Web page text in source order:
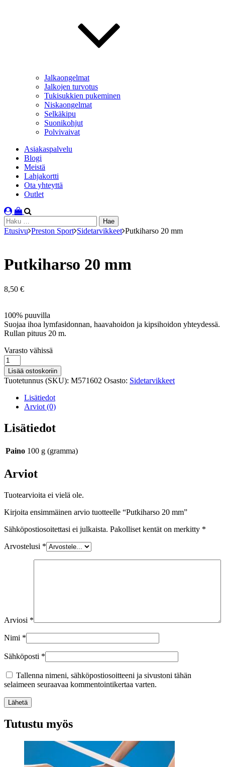
Jalkaongelmat
Jalkojen turvotus
Tukisukkien pukeminen
Niskaongelmat
Selkäkipu
Suonikohjut
Polvivaivat
Asiakaspalvelu
Blogi
Meistä
Lahjakortti
Ota yhteyttä
Outlet
Haku:
Etusivu Preston Sport Sidetarvikkeet Putkiharso 20 mm
Putkiharso 20 mm
8,50 €
100% puuvilla
Suojaa ihoa lymfasidonnan, haavahoidon ja kipsihoidon yhteydessä.
Rullan pituus 20 m.
Varastosaldo
Varasto vähissä
Putkiharso
20
mm
määrä
Lisää ostoskoriin
Tuotetunnus (SKU): M571602 Osasto: Sidetarvikkeet
Lisätiedot
Arviot (0)
Lisätiedot
Paino 100 g (gramma)
Arviot
Tuotearvioita ei vielä ole.
Kirjoita ensimmäinen arvio tuotteelle “Putkiharso 20 mm”
Sähköpostiosoitettasi ei julkaista. Pakolliset kentät on merkitty *
Arvostelusi *
Arviosi *
Nimi *
Sähköposti *
Tallenna nimeni, sähköpostiosoitteeni ja sivustoni tähän
selaimeen seuraavaa kommentointikertaa varten.
Lähetä
Tutustu myös